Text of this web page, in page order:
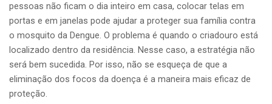
pessoas não ficam o dia inteiro em casa, colocar telas em
portas e em janelas pode ajudar a proteger sua família contra
o mosquito da Dengue. O problema é quando o criadouro está
localizado dentro da residência. Nesse caso, a estratégia não
será bem sucedida. Por isso, não se esqueça de que a
eliminação dos focos da doença é a maneira mais eficaz de
proteção.